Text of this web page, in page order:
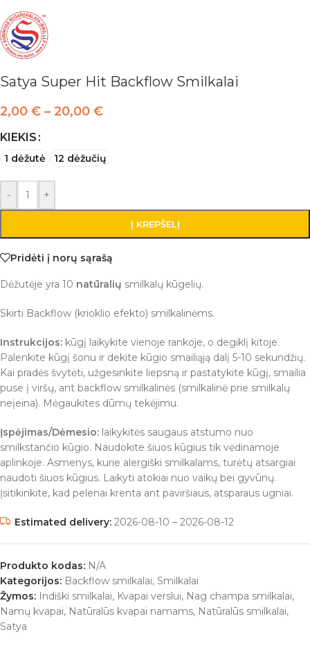
Satya Super Hit Backflow Smilkalai
2,00 € – 20,00 €
KIEKIS
1 dėžutė 12 dėžučių
- +
Į KREPŠELĮ
Pridėti į norų sąrašą
Dėžutėje yra 10 natūralių smilkalų kūgelių.
Skirti Backflow (krioklio efekto) smilkalinėms.
Instrukcijos: kūgį laikykite vienoje rankoje, o degiklį kitoje.
Palenkite kūgį šonu ir dekite kūgio smailiąją dalį 5-10 sekundžių.
Kai pradės švytėti, užgesinkite liepsną ir pastatykite kūgį, smailia
puse į viršų, ant backflow smilkalinės (smilkalinė prie smilkalų
neįeina). Mėgaukites dūmų tekėjimu.
Įspėjimas/Dėmesio: laikykitės saugaus atstumo nuo
smilkstančio kūgio. Naudokite šiuos kūgius tik vėdinamoje
aplinkoje. Asmenys, kurie alergiški smilkalams, turėtų atsargiai
naudoti šiuos kūgius. Laikyti atokiai nuo vaikų bei gyvūnų.
Įsitikinkite, kad pelenai krenta ant paviršiaus, atsparaus ugniai.
Estimated delivery: 2026-08-10 – 2026-08-12
Produkto kodas: N/A
Kategorijos: Backflow smilkalai, Smilkalai
Žymos: Indiški smilkalai, Kvapai verslui, Nag champa smilkalai,
Namų kvapai, Natūralūs kvapai namams, Natūralūs smilkalai,
Satya